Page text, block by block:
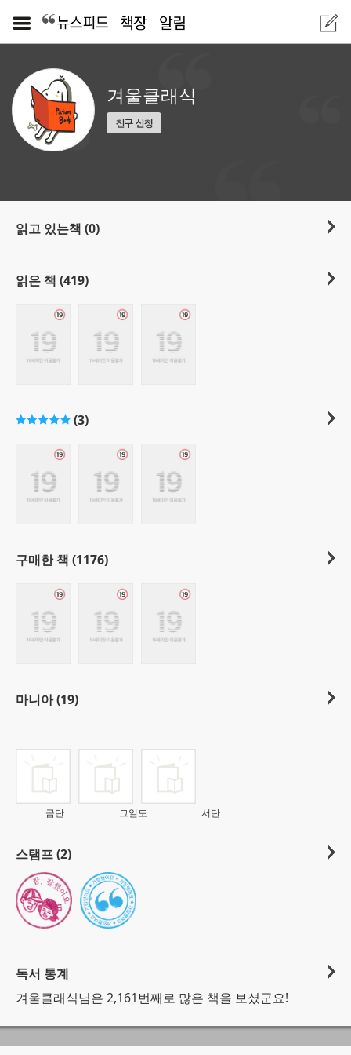
겨울클래식
읽고 있는책 (0)
읽은 책 (419)
(3)
구매한 책 (1176)
마니아 (19)
금단 그일도 서단
스탬프 (2)
독서 통계
겨울클래식님은 2,161번째로 많은 책을 보셨군요!